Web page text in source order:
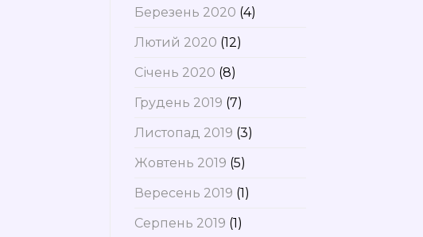
Березень 2020 (4)
Лютий 2020 (12)
Січень 2020 (8)
Грудень 2019 (7)
Листопад 2019 (3)
Жовтень 2019 (5)
Вересень 2019 (1)
Серпень 2019 (1)